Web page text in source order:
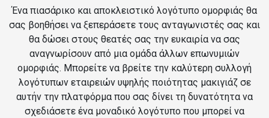
Ένα πιασάρικο και αποκλειστικό λογότυπο ομορφιάς θα
σας βοηθήσει να ξεπεράσετε τους ανταγωνιστές σας και
θα δώσει στους θεατές σας την ευκαιρία να σας
αναγνωρίσουν από μια ομάδα άλλων επωνυμιών
ομορφιάς. Μπορείτε να βρείτε την καλύτερη συλλογή
λογότυπων εταιρειών υψηλής ποιότητας μακιγιάζ σε
αυτήν την πλατφόρμα που σας δίνει τη δυνατότητα να
σχεδιάσετε ένα μοναδικό λογότυπο που μπορεί να